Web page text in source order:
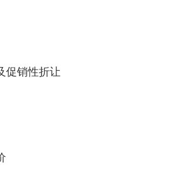
促销性折让